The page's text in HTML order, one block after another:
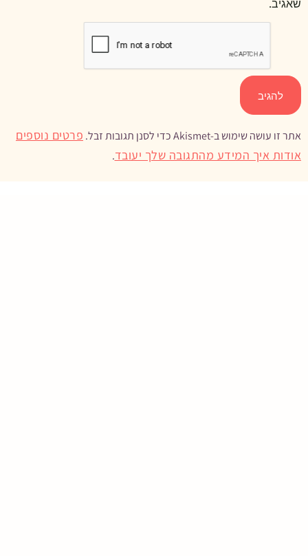
שאגיב.
אתר זו עושה שימוש ב-Akismet כדי לסנן תגובות זבל.
פרטים נוספים
אודות איך המידע מהתגובה שלך יעובד.